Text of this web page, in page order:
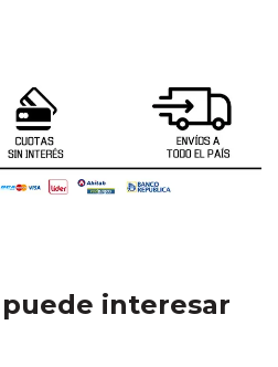
interesar